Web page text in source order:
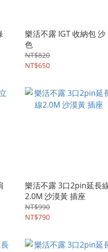
樂活不露 IGT 收納包 沙
色
NT$820
NT$650
樂活不露 3口2pin延長
2.0M 沙漠黃 插座
NT$990
NT$790